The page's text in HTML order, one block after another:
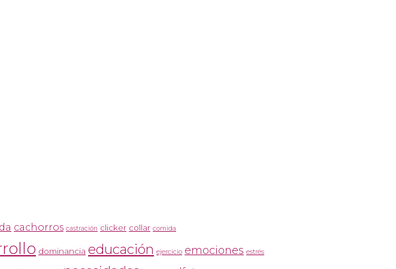
cachorros castración clicker collar comida
dominancia educación ejercicio emociones estrés